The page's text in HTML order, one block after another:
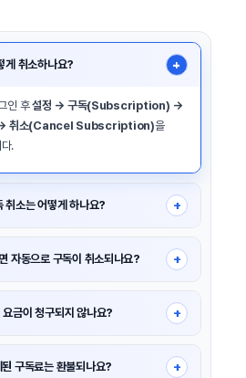
게 취소하나요? +
인 후설정 → 구독(Subscription) →
취소(Cancel Subscription)을
.
소는 어떻게 하나요? +
Play 스토어 → 구독 →
자동으로 구독이 취소되나요? +
지해야 합니다.
금이 청구되지 않나요? +
속 이용할 수 있습니다.
구독료는 환불되나요? +